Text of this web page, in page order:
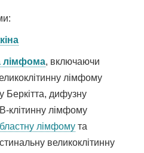
лімфома, включаючи
лімфому
дифузну
клітинну лімфому
лімфомута
великоклітинну